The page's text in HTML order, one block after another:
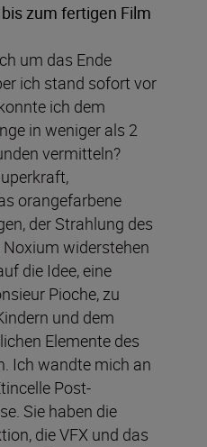
zum fertigen Film
um das Ende
ich stand sofort vor
ich dem
in weniger als 2
vermitteln?
orangefarbene
der Strahlung des
widerstehen
die Idee, eine
Pioche, zu
und dem
Elemente des
Ich wandte mich an
Post-
Sie haben die
die VFX und das